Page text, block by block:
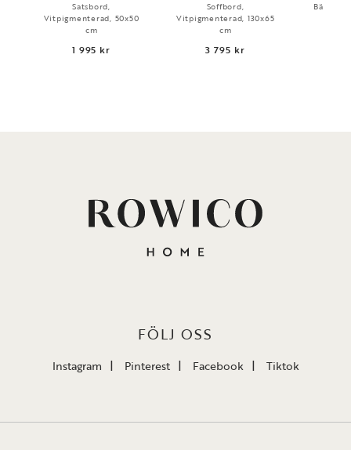
Satsbord,
Vitpigmenterad, 50x50
cm
1 995 kr
Soffbord,
Vitpigmenterad, 130x65
cm
3 795 kr
Bänk,
FÖLJ OSS
Instagram Pinterest Facebook Tiktok